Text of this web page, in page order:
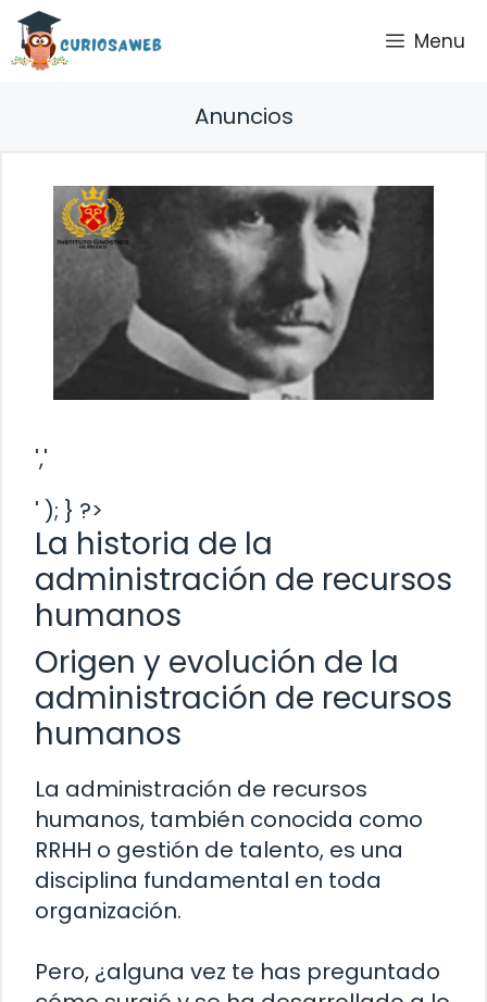
Saltar
contenido
Menu
Anuncios
','
' ); } ?>
La historia de la
administración de recursos
humanos
Origen y evolución de la
administración de recursos
humanos
La administración de recursos
humanos, también conocida como
RRHH o gestión de talento, es una
disciplina fundamental en toda
organización.
Pero, ¿alguna vez te has preguntado